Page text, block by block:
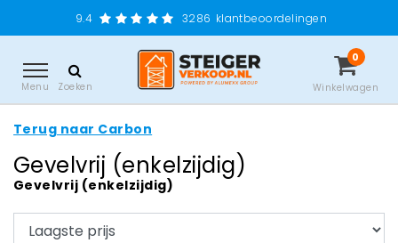
9.4 3286 klantbeoordelingen
Menu Zoeken
0
Winkelwagen
Terug naar Carbon
Gevelvrij (enkelzijdig)
Gevelvrij (enkelzijdig)